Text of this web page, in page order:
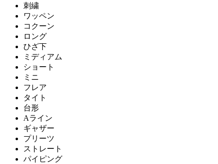
刺繍
ワッペン
コクーン
ロング
ひざ下
ミディアム
ショート
ミニ
フレア
タイト
台形
Aライン
ギャザー
プリーツ
ストレート
パイピング